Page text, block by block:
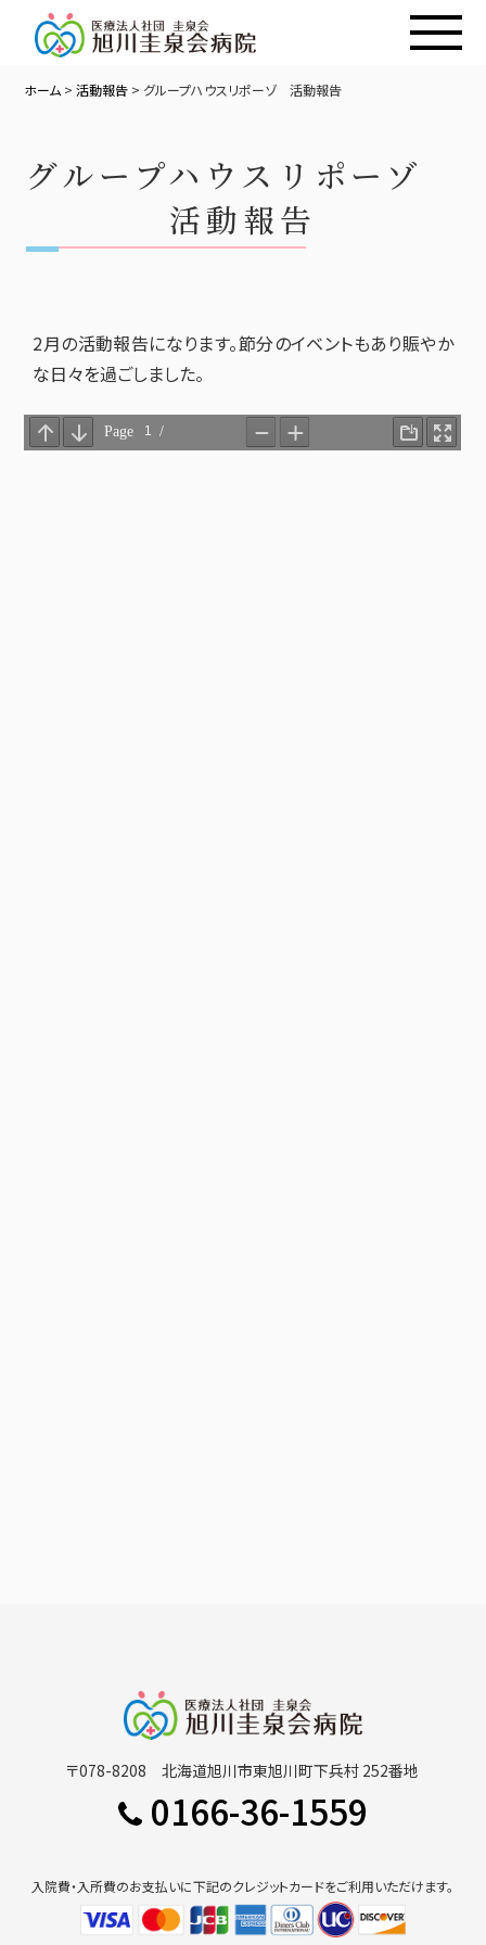
ホーム >活動報告 > グループハウスリポーゾ 活動報告
グループハウスリポーゾ
活動報告
2月の活動報告になります。節分のイベントもあり賑やか
な日々を過ごしました。
〒078-8208 北海道旭川市東旭川町下兵村 252番地
0166-36-1559
入院費・入所費のお支払いに下記のクレジットカードをご利用いただけます。